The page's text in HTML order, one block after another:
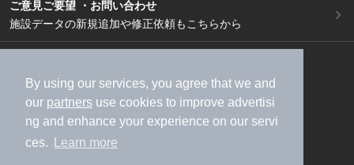
By using our services, you agree that we and
our partners use cookies to improve advertisi
ng and enhance your experience on our servi
ces.
Learn more
ご意見ご要望 ・お問い合わせ
施設データの新規追加や修正依頼もこちらから
加盟店募集（資料請求）
広告出稿のご案内
利用規約
ライフスタイルMEMBERS+規約
特定商取引法に基づく表記
ヘルプ
採用情報
運営会社